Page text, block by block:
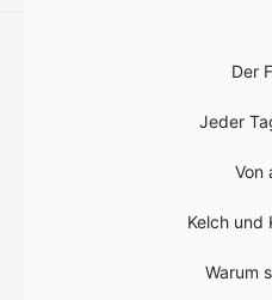
Der
Jeder
Von
Kelch und
Warum